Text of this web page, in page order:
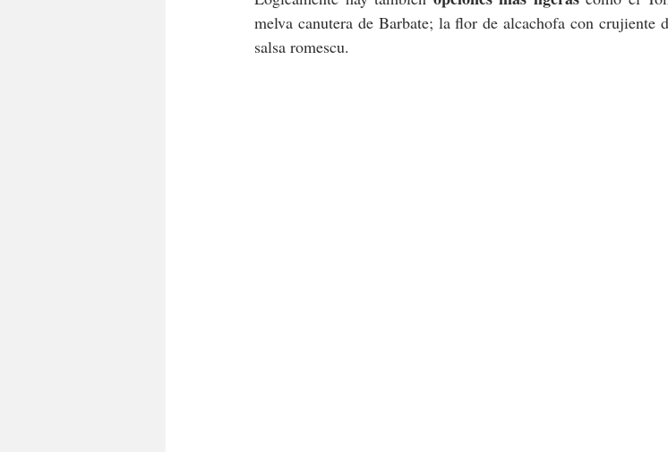
melva canutera de Barbate; la flor de alcachofa con crujiente
salsa romescu.